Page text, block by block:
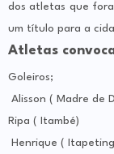
dos atletas que
um título para a
Atletas
Goleiros;
Alisson ( Madre de
Ripa ( Itambé)
Henrique (